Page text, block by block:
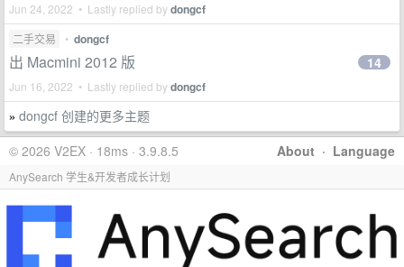
Jun 24, 2022 • Lastly replied bydongcf
二手交易 • dongcf
出 Macmini 2012 版
Jun 16, 2022 • Lastly replied bydongcf
14
» dongcf 创建的更多主题
About · Language
© 2026 V2EX · 18ms · 3.9.8.5
AnySearch 学生&开发者成长计划